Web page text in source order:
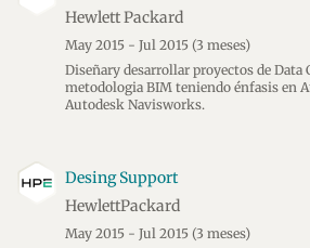
Hewlett Packard
May 2015 - Jul 2015 (3 meses)
Diseñary desarrollar proyectos de
metodologia BIM teniendo énfasis en
Autodesk Navisworks.
Desing Support
HewlettPackard
May 2015 - Jul 2015 (3 meses)